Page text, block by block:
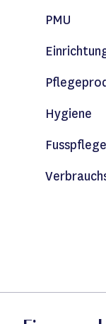
PMU
Hygiene
Fusspflege